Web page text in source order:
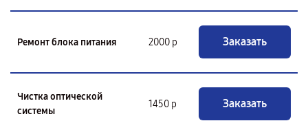
Ремонт блока питания 2000 р Заказать
Чистка оптической
системы
1450 р Заказать